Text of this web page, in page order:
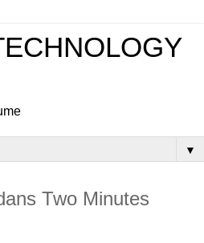
▼
Two Minutes